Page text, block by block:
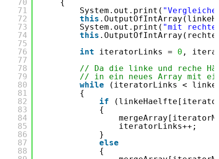
70
71
72
73
74
75
76
77
78
79
80
81
82
83
84
85
86
87
88
{
System.out.print(
this
System.out.print( "mit
this
int
iteratorLinks = 0 ,
// Da die linke und reche
// in ein neues Array mit
while
(iteratorLinks <
{
if
{
iteratorLinks++;
}
else
{